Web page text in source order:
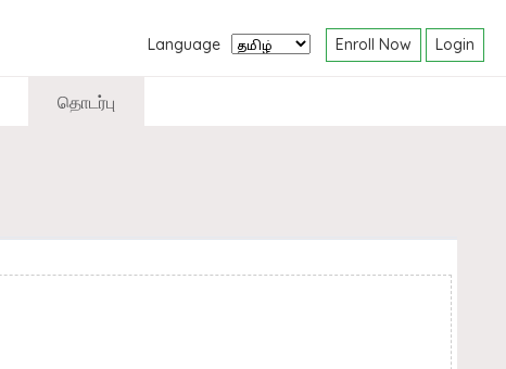
Language Enroll Now Login
தொடர்பு